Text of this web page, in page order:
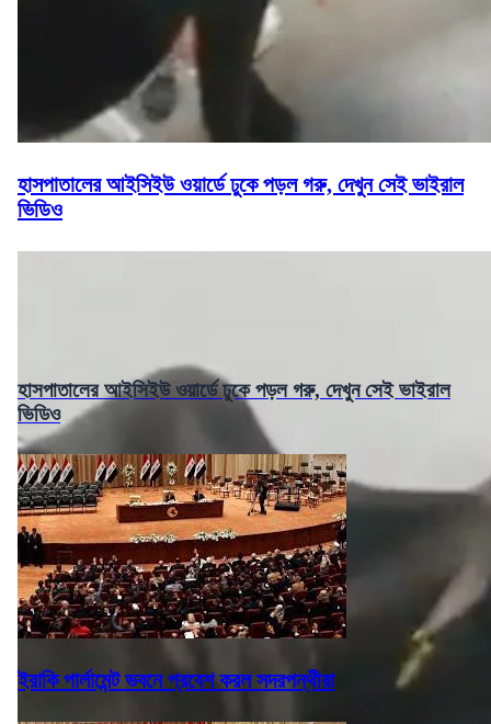
হাসপাতালের আইসিইউ ওয়ার্ডে ঢুকে পড়ল গরু, দেখুন সেই ভাইরাল
ভিডিও
হাসপাতালের আইসিইউ ওয়ার্ডে ঢুকে পড়ল গরু, দেখুন সেই ভাইরাল
ভিডিও
ইরাকি পার্লামেন্ট ভবনে প্রবেশ করল সদরপন্থীরা